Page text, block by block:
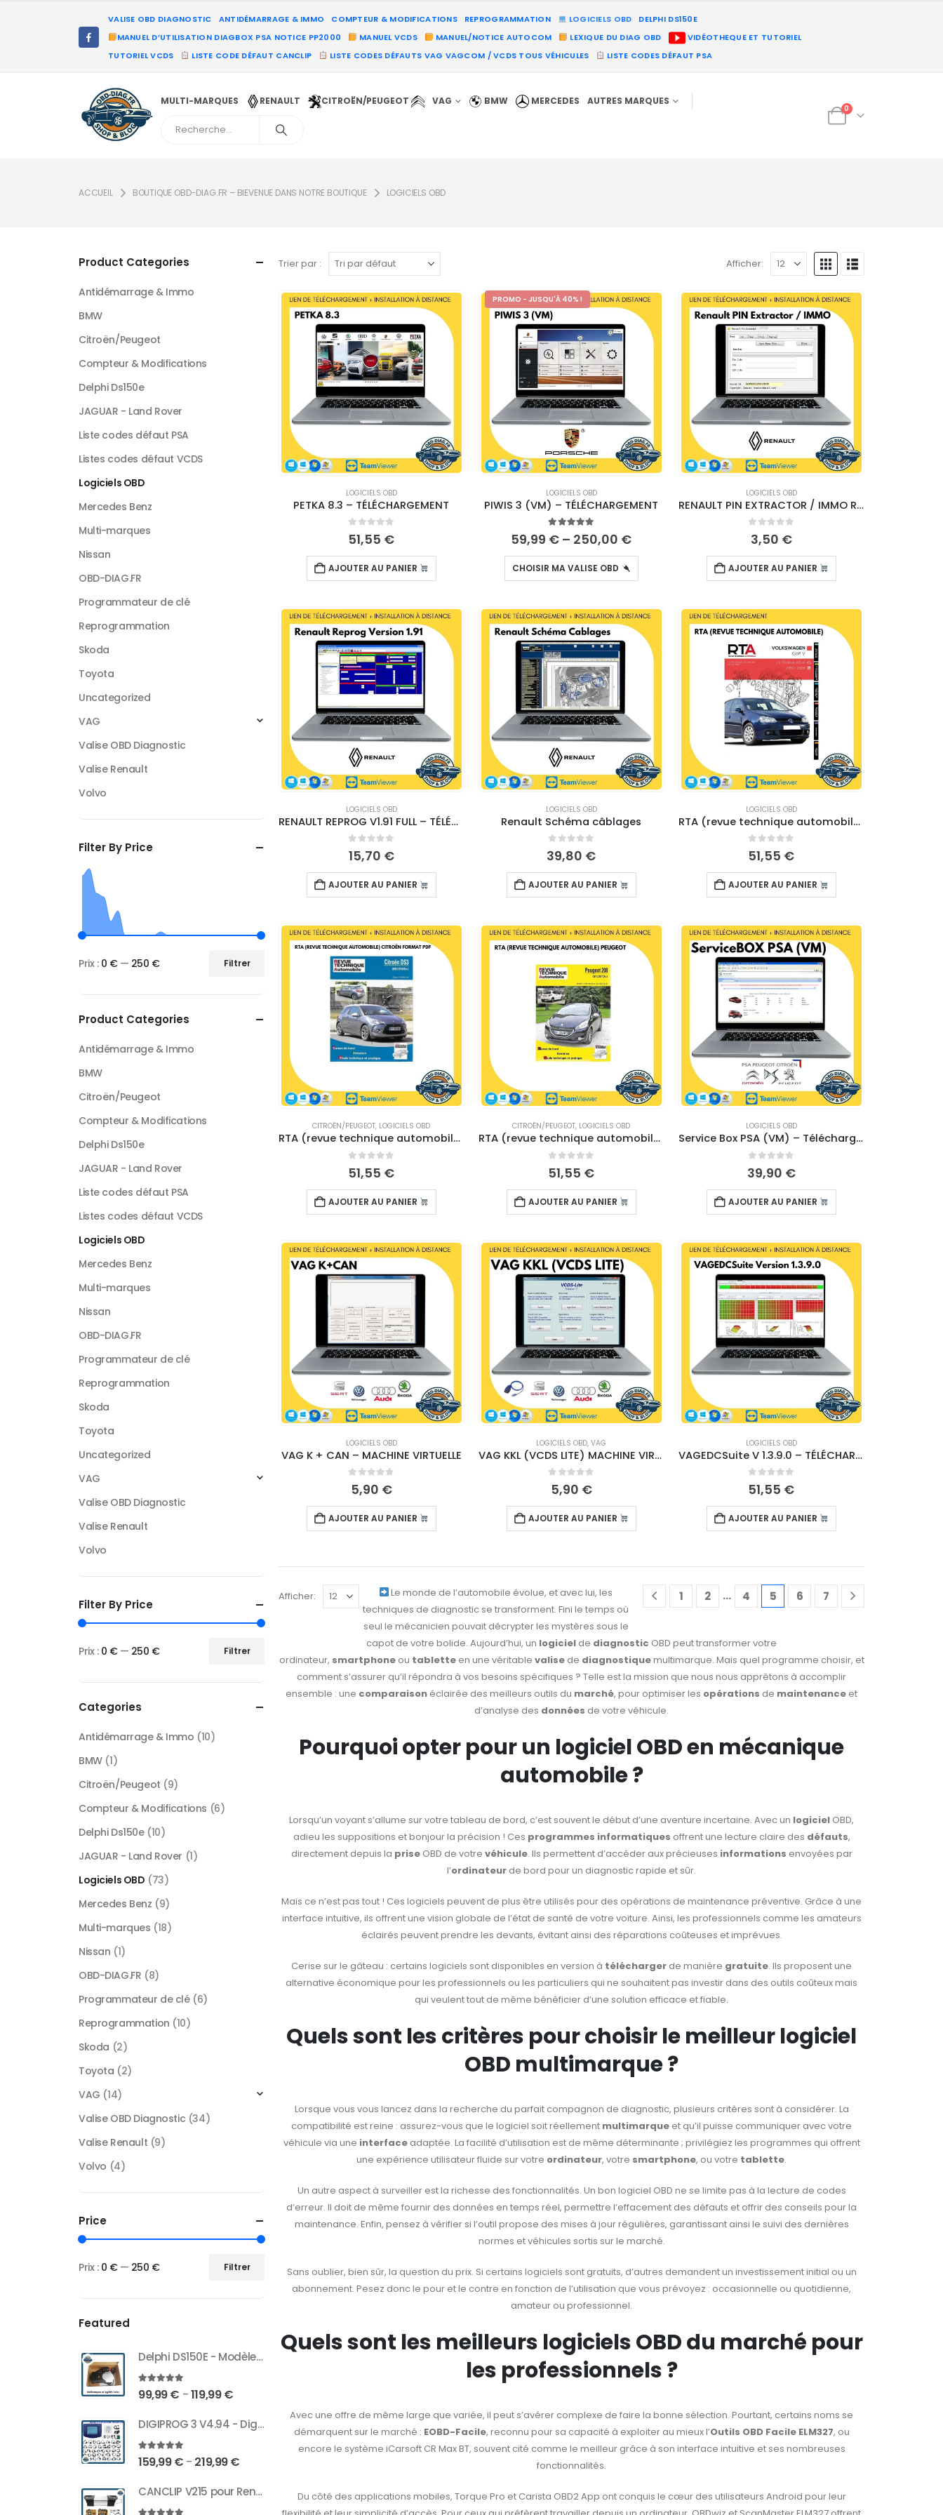
VALISE OBD DIAGNOSTIC ANTIDÉMARRAGE & IMMO COMPTEUR & MODIFICATIONS REPROGRAMMATION LOGICIELS OBD
DELPHI DS150E
MANUEL D’UTILISATION DIAGBOX PSA NOTICE PP2000
MANUEL VCDS MANUEL/NOTICE AUTOCOM LEXIQUE DU DIAG OBD
VIDÉOTHEQUE ET TUTORIEL
TUTORIEL VCDS
LISTE CODE DÉFAUT CANCLIP LISTE CODES DÉFAUTS VAG VAGCOM / VCDS TOUS VÉHICULES LISTE CODES DÉFAUT PSA
MULTI-MARQUES RENAULT CITROËN/PEUGEOT VAG BMW MERCEDES AUTRES MARQUES
0
ACCUEIL BOUTIQUE OBD-DIAG.FR – BIEVENUE DANS NOTRE BOUTIQUE LOGICIELS OBD
Trier par : Afficher:
LOGICIELS OBD
PETKA 8.3 – TÉLÉCHARGEMENT
0sur 5
51,55 €
AJOUTER AU PANIER
PROMO - JUSQU'À 40% !
LOGICIELS OBD
PIWIS 3 (VM) – TÉLÉCHARGEMENT
sur 5
59,99 € – 250,00 €
CHOISIR MA VALISE OBD
LOGICIELS OBD
RENAULT PIN EXTRACTOR / IMMO REPAIR – TÉLÉCHARGEMENT
0sur 5
3,50 €
AJOUTER AU PANIER
LOGICIELS OBD
RENAULT REPROG V1.91 FULL – TÉLÉCHARGEMENT
0 sur 5
15,70 €
AJOUTER AU PANIER
LOGICIELS OBD
Renault Schéma câblages
0 sur 5
39,80 €
AJOUTER AU PANIER
LOGICIELS OBD
RTA (revue technique automobile) – TELECHARGEMENT
0sur 5
51,55 €
AJOUTER AU PANIER
CITROËN/PEUGEOT, LOGICIELS OBD
RTA (revue technique automobile) Citroën – TELECHARGEMENT
51,55 €
AJOUTER AU PANIER
CITROËN/PEUGEOT, LOGICIELS OBD
RTA (revue technique automobile) Peugeot – TELECHARGEMENT
51,55 €
AJOUTER AU PANIER
LOGICIELS OBD
Service Box PSA (VM) – Téléchargement
0 sur 5
39,90 €
AJOUTER AU PANIER
LOGICIELS OBD
VAG K + CAN – MACHINE VIRTUELLE
0sur 5
5,90 €
AJOUTER AU PANIER
LOGICIELS OBD,VAG
VAG KKL (VCDS LITE) MACHINE VIRTUELLE
0sur 5
5,90 €
AJOUTER AU PANIER
LOGICIELS OBD
VAGEDCSuite V 1.3.9.0 – TÉLÉCHARGEMENT
0sur 5
51,55 €
AJOUTER AU PANIER
Afficher: 1 2 … 4 5 6 7
Le monde de l’automobile évolue, et avec lui, les
techniques de diagnostic se transforment. Fini le temps où
seul le mécanicien pouvait décrypter les mystères sous le
capot de votre bolide. Aujourd’hui, un logiciel de diagnostic OBD peut transformer votre
ordinateur, smartphoneou tabletteen une véritable valisede diagnostiquemultimarque. Mais quel programme choisir, et
comment s’assurer qu’il répondra à vos besoins spécifiques ? Telle est la mission que nous nous apprêtons à accomplir
ensemble : une comparaison éclairée des meilleurs outils du marché, pour optimiser les opérations de maintenance et
d’analyse des données de votre véhicule.
Pourquoi opter pour un logiciel OBD en mécanique
automobile ?
Lorsqu’un voyant s’allume sur votre tableau de bord, c’est souvent le début d’une aventure incertaine. Avec un logiciel OBD,
adieu les suppositions et bonjour la précision ! Ces programmes informatiques offrent une lecture claire des défauts,
directement depuis la priseOBD de votre véhicule. Ils permettent d’accéder aux précieuses informations envoyées par
l’ordinateur de bord pour un diagnostic rapide et sûr.
Mais ce n’est pas tout ! Ces logiciels peuvent de plus être utilisés pour des opérations de maintenance préventive. Grâce à une
interface intuitive, ils offrent une vision globale de l’état de santé de votre voiture. Ainsi, les professionnels comme les amateurs
éclairés peuvent prendre les devants, évitant ainsi des réparations coûteuses et imprévues.
Cerise sur le gâteau : certains logiciels sont disponibles en version à télécharger de manière gratuite. Ils proposent une
alternative économique pour les professionnels ou les particuliers qui ne souhaitent pas investir dans des outils coûteux mais
qui veulent tout de même bénéficier d’une solution efficace et fiable.
Quels sont les critères pour choisir le meilleur logiciel
OBD multimarque ?
Lorsque vous vous lancez dans la recherche du parfait compagnon de diagnostic, plusieurs critères sont à considérer. La
compatibilité est reine : assurez-vous que le logiciel soit réellement multimarque et qu’il puisse communiquer avec votre
véhicule via une interfaceadaptée. La facilité d’utilisation est de même déterminante ; privilégiez les programmes qui offrent
une expérience utilisateur fluide sur votre ordinateur, votre smartphone, ou votre tablette.
Un autre aspect à surveiller est la richesse des fonctionnalités. Un bon logiciel OBD ne se limite pas à la lecture de codes
d’erreur. Il doit de même fournir des données en temps réel, permettre l’effacement des défauts et offrir des conseils pour la
maintenance. Enfin, pensez à vérifier si l’outil propose des mises à jour régulières, garantissant ainsi le suivi des dernières
normes et véhicules sortis sur le marché.
Sans oublier, bien sûr, la question du prix. Si certains logiciels sont gratuits, d’autres demandent un investissement initial ou un
abonnement. Pesez donc le pour et le contre en fonction de l’utilisation que vous prévoyez : occasionnelle ou quotidienne,
amateur ou professionnel.
Quels sont les meilleurs logiciels OBD du marché pour
les professionnels ?
Avec une offre de même large que variée, il peut s’avérer complexe de faire la bonne sélection. Pourtant, certains noms se
démarquent sur le marché : EOBD-Facile, reconnu pour sa capacité à exploiter au mieux l’Outils OBD Facile ELM327, ou
encore le système iCarsoft CR Max BT, souvent cité comme le meilleur grâce à son interface intuitive et ses nombreuses
fonctionnalités.
Du côté des applications mobiles, Torque Pro et Carista OBD2 App ont conquis le cœur des utilisateurs Android pour leur
Product Categories
Antidémarrage & Immo
BMW
Citroën/Peugeot
Compteur & Modifications
Delphi Ds150e
JAGUAR - Land Rover
Liste codes défaut PSA
Listes codes défaut VCDS
Logiciels OBD
Mercedes Benz
Multi-marques
Nissan
OBD-DIAG.FR
Programmateur de clé
Reprogrammation
Skoda
Toyota
Uncategorized
VAG
Valise OBD Diagnostic
Valise Renault
Volvo
Filter By Price
Filtrer
Prix : 0 €— 250 €
Product Categories
Antidémarrage & Immo
BMW
Citroën/Peugeot
Compteur & Modifications
Delphi Ds150e
JAGUAR - Land Rover
Liste codes défaut PSA
Listes codes défaut VCDS
Logiciels OBD
Mercedes Benz
Multi-marques
Nissan
OBD-DIAG.FR
Programmateur de clé
Reprogrammation
Skoda
Toyota
Uncategorized
VAG
Valise OBD Diagnostic
Valise Renault
Volvo
Filter By Price
Filtrer
Prix : 0 €— 250 €
Categories
Antidémarrage & Immo (10)
BMW (1)
Citroën/Peugeot (9)
Compteur & Modifications (6)
Delphi Ds150e (10)
JAGUAR - Land Rover (1)
Logiciels OBD (73)
Mercedes Benz (9)
Multi-marques (18)
Nissan (1)
OBD-DIAG.FR (8)
Programmateur de clé (6)
Reprogrammation (10)
Skoda (2)
Toyota (2)
VAG (14)
Valise OBD Diagnostic (34)
Valise Renault (9)
Volvo (4)
Price
Filtrer
Prix : 0 €— 250 €
Featured
Delphi DS150E - Modèle 2024 - multi-marques - Bluetooth & USB - Delphi ds150e
4.88sur 5
99,99€ – 119,99€
DIGIPROG 3 V4.94 - Digiprog III : Programmeur de Kilométrage Automobile (Odomètre)
5sur 5
159,99€ – 219,99€
CANCLIP V215 pour Renault - AN2131QC/AN2136SC + Dialogys Complet